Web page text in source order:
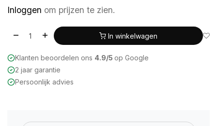
Inloggen om prijzen te zien.
In winkelwagen
Klanten beoordelen ons 4.9/5 op Google
2 jaar garantie
Persoonlijk advies